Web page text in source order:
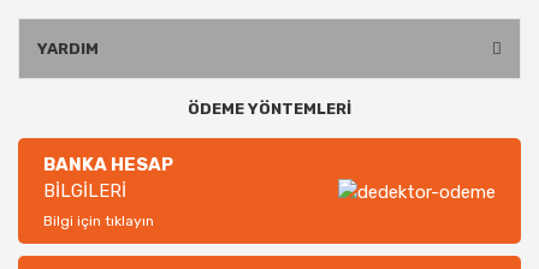
YARDIM
ÖDEME YÖNTEMLERİ
BANKA HESAP
BİLGİLERİ
Bilgi için tıklayın